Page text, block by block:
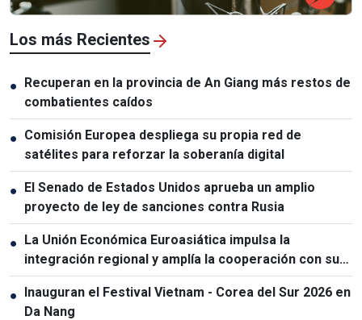
Los más Recientes
● Recuperan en la provincia de An Giang más restos de
combatientes caídos
● Comisión Europea despliega su propia red de
satélites para reforzar la soberanía digital
● El Senado de Estados Unidos aprueba un amplio
proyecto de ley de sanciones contra Rusia
● La Unión Económica Euroasiática impulsa la
integración regional y amplía la cooperación con sus
socios
● Inauguran el Festival Vietnam - Corea del Sur 2026 en
Da Nang